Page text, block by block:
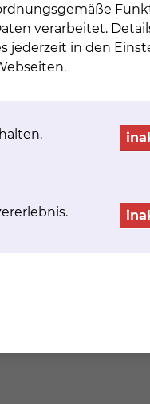
unserer
und regionalen
des
verarbeitet.
jederzeit in den